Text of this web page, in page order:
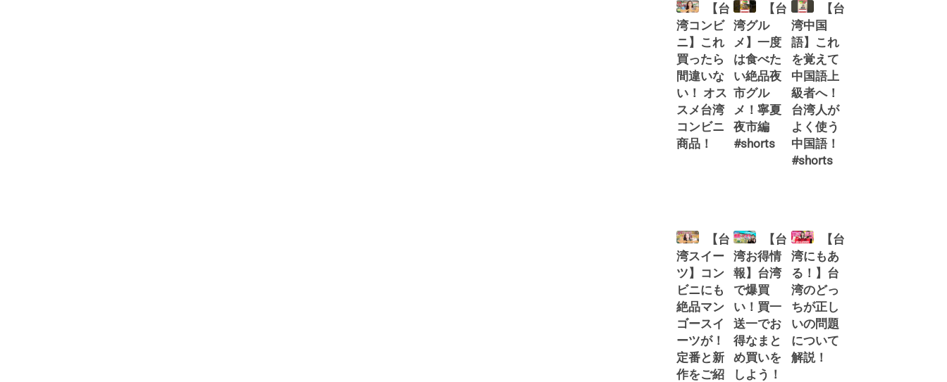
【台
湾コンビ
ニ】これ
買ったら
間違いな
い！ オス
スメ台湾
コンビニ
商品！
【台
湾グル
メ】一度
は食べた
い絶品夜
市グル
メ！寧夏
夜市編
#shorts
【台
湾中国
語】これ
を覚えて
中国語上
級者へ！
台湾人が
よく使う
中国語！
#shorts
【台
湾スイー
ツ】コン
ビニにも
絶品マン
ゴースイ
ーツが！
定番と新
作をご紹
【台
湾お得情
報】台湾
で爆買
い！買一
送一でお
得なまと
め買いを
しよう！
【台
湾にもあ
る！】台
湾のどっ
ちが正し
いの問題
について
解説！